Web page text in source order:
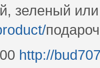
зеленый
http://